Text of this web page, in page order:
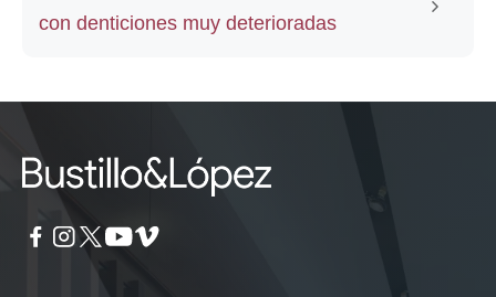
con denticiones muy deterioradas